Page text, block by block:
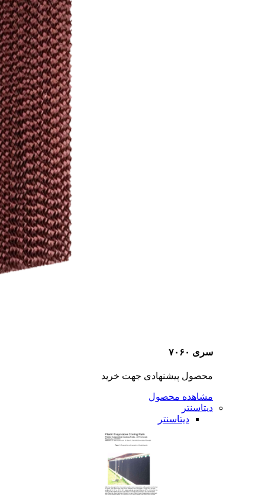
سری ۷۰۶۰
محصول پیشنهادی جهت خرید
مشاهده محصول
دیتاسنتر
دیتاسنتر